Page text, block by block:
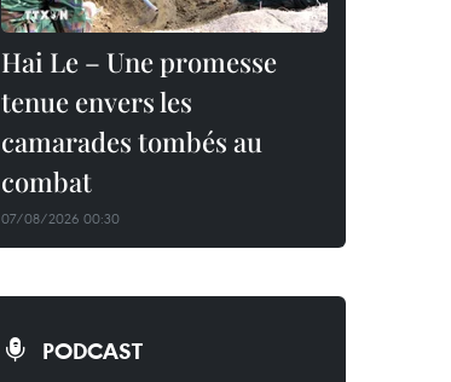
Hai Le – Une promesse
tenue envers les
camarades tombés au
combat
07/08/2026 00:30
PODCAST